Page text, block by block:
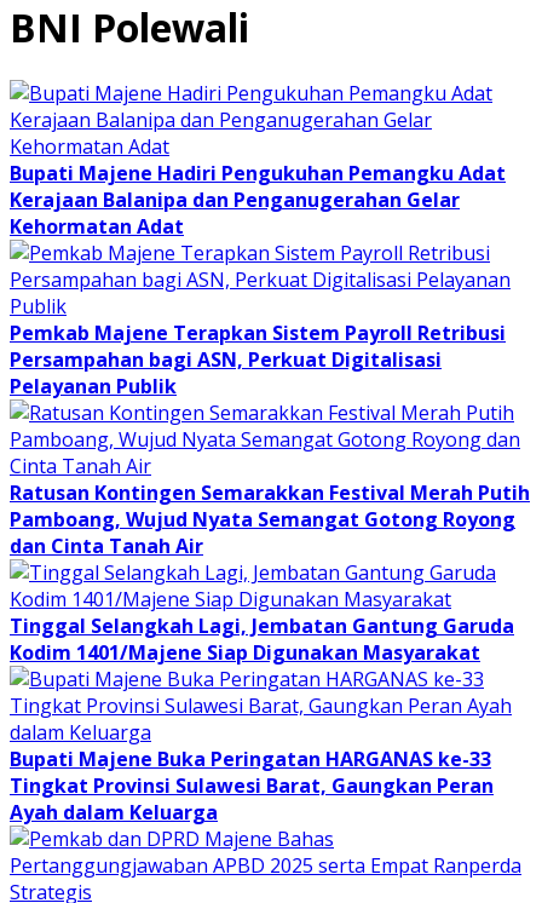
BNI Polewali
Bupati Majene Hadiri Pengukuhan Pemangku Adat
Kerajaan Balanipa dan Penganugerahan Gelar
Kehormatan Adat
Pemkab Majene Terapkan Sistem Payroll Retribusi
Persampahan bagi ASN, Perkuat Digitalisasi
Pelayanan Publik
Ratusan Kontingen Semarakkan Festival Merah Putih
Pamboang, Wujud Nyata Semangat Gotong Royong
dan Cinta Tanah Air
Tinggal Selangkah Lagi, Jembatan Gantung Garuda
Kodim 1401/Majene Siap Digunakan Masyarakat
Bupati Majene Buka Peringatan HARGANAS ke-33
Tingkat Provinsi Sulawesi Barat, Gaungkan Peran
Ayah dalam Keluarga